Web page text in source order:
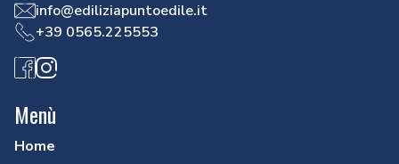
info@ediliziapuntoedile.it
+39 0565.225553
Facebook
Instagram
Menù
Home